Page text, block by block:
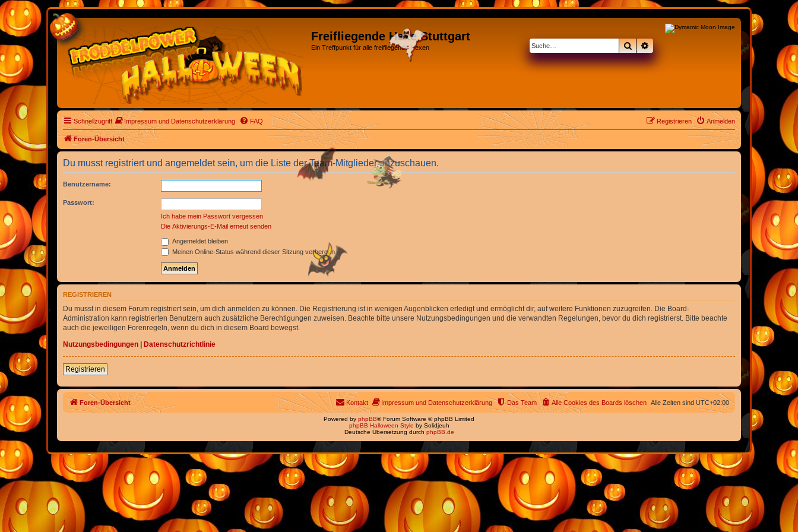
Freifliegende Hexe Stuttgart
Ein Treffpunkt für alle freifliegende Hexen SucheErweiterte Suche
Schnellzugriff Impressum und Datenschutzerklärung FAQ Anmelden
Registrieren
Foren-Übersicht
Du musst registriert und angemeldet sein, um die Liste der Team-Mitglieder anzuschauen.
Benutzername:
Passwort:
Ich habe mein Passwort vergessen
Die Aktivierungs-E-Mail erneut senden
Angemeldet bleiben
Meinen Online-Status während dieser Sitzung verbergen
REGISTRIEREN
Du musst in diesem Forum registriert sein, um dich anmelden zu können. Die Registrierung ist in wenigen Augenblicken erledigt und ermöglicht dir, auf weitere Funktionen zuzugreifen. Die Board-
Administration kann registrierten Benutzern auch zusätzliche Berechtigungen zuweisen. Beachte bitte unsere Nutzungsbedingungen und die verwandten Regelungen, bevor du dich registrierst. Bitte beachte
auch die jeweiligen Forenregeln, wenn du dich in diesem Board bewegst.
Nutzungsbedingungen | Datenschutzrichtlinie
Registrieren
Foren-Übersicht Alle Zeiten sind UTC+02:00
Alle Cookies des Boards löschen
Das Team
Impressum und Datenschutzerklärung
Kontakt
Powered by phpBB® Forum Software © phpBB Limited
phpBB Halloween Style by Solidjeuh
Deutsche Übersetzung durch phpBB.de